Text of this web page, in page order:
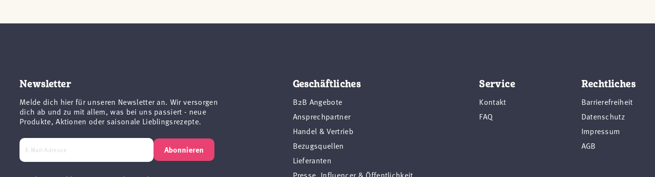
Newsletter
Melde dich hier für unseren Newsletter an. Wir versorgen
dich ab und zu mit allem, was bei uns passiert - neue
Produkte, Aktionen oder saisonale Lieblingsrezepte.
Abonnieren
Geschäftliches
B2B Angebote
Ansprechpartner
Handel & Vertrieb
Bezugsquellen
Lieferanten
Presse, Influencer & Öffentlichkeit
Service
Kontakt
FAQ
Rechtliches
Barrierefreiheit
Datenschutz
Impressum
AGB